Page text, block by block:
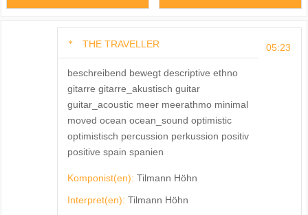
THE TRAVELLER 05:23
beschreibend bewegt descriptive ethno
gitarre gitarre_akustisch guitar
guitar_acoustic meer meerathmo minimal
moved ocean ocean_sound optimistic
optimistisch percussion perkussion positiv
positive spain spanien
Komponist(en): Tilmann Höhn
Interpret(en): Tilmann Höhn